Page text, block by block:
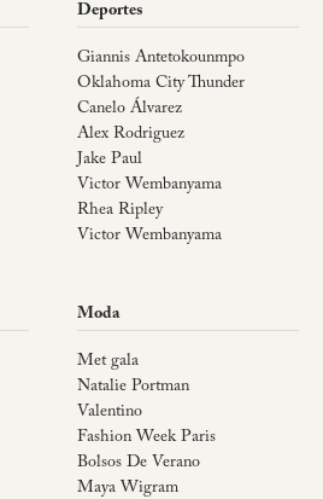
Deportes
Giannis Antetokounmpo
Oklahoma City Thunder
Canelo Álvarez
Alex Rodriguez
Jake Paul
Victor Wembanyama
Rhea Ripley
Victor Wembanyama
Moda
Met gala
Natalie Portman
Valentino
Fashion Week Paris
Bolsos De Verano
Maya Wigram